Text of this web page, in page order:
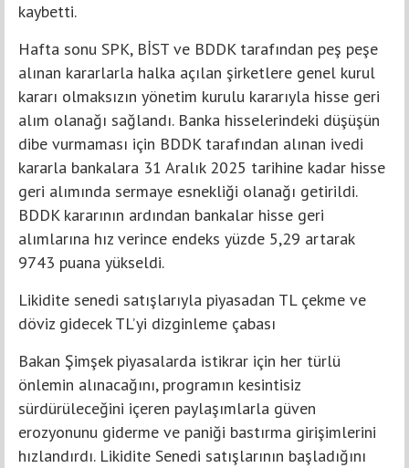
kaybetti.
Hafta sonu SPK, BİST ve BDDK tarafından peş peşe
alınan kararlarla halka açılan şirketlere genel kurul
kararı olmaksızın yönetim kurulu kararıyla hisse geri
alım olanağı sağlandı. Banka hisselerindeki düşüşün
dibe vurmaması için BDDK tarafından alınan ivedi
kararla bankalara 31 Aralık 2025 tarihine kadar hisse
geri alımında sermaye esnekliği olanağı getirildi.
BDDK kararının ardından bankalar hisse geri
alımlarına hız verince endeks yüzde 5,29 artarak
9743 puana yükseldi.
Likidite senedi satışlarıyla piyasadan TL çekme ve
döviz gidecek TL’yi dizginleme çabası
Bakan Şimşek piyasalarda istikrar için her türlü
önlemin alınacağını, programın kesintisiz
sürdürüleceğini içeren paylaşımlarla güven
erozyonunu giderme ve paniği bastırma girişimlerini
hızlandırdı. Likidite Senedi satışlarının başladığını